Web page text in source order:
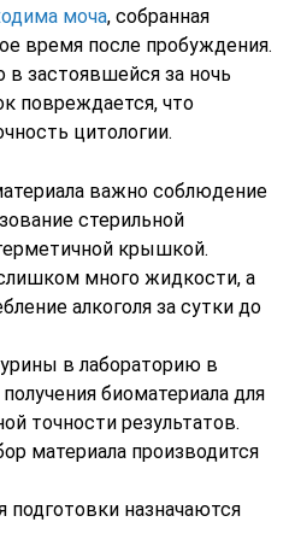
моча, собранная
время после пробуждения.
в застоявшейся за ночь
повреждается, что
цитологии.
важно соблюдение
стерильной
крышкой.
много жидкости, а
алкоголя за сутки до
в лабораторию в
биоматериала для
точности результатов.
материала производится
назначаются